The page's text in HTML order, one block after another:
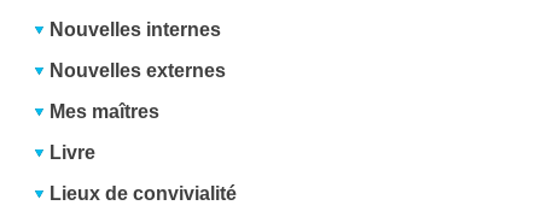
Nouvelles internes
Nouvelles externes
Mes maîtres
Livre
Lieux de convivialité